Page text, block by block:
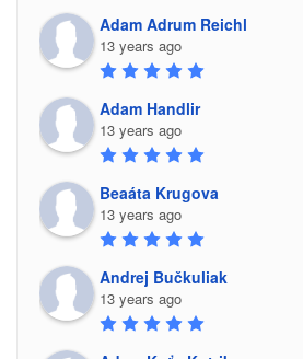
Adam Adrum Reichl
13 years ago
Adam Handlir
13 years ago
Beaáta Krugova
13 years ago
Andrej Bučkuliak
13 years ago